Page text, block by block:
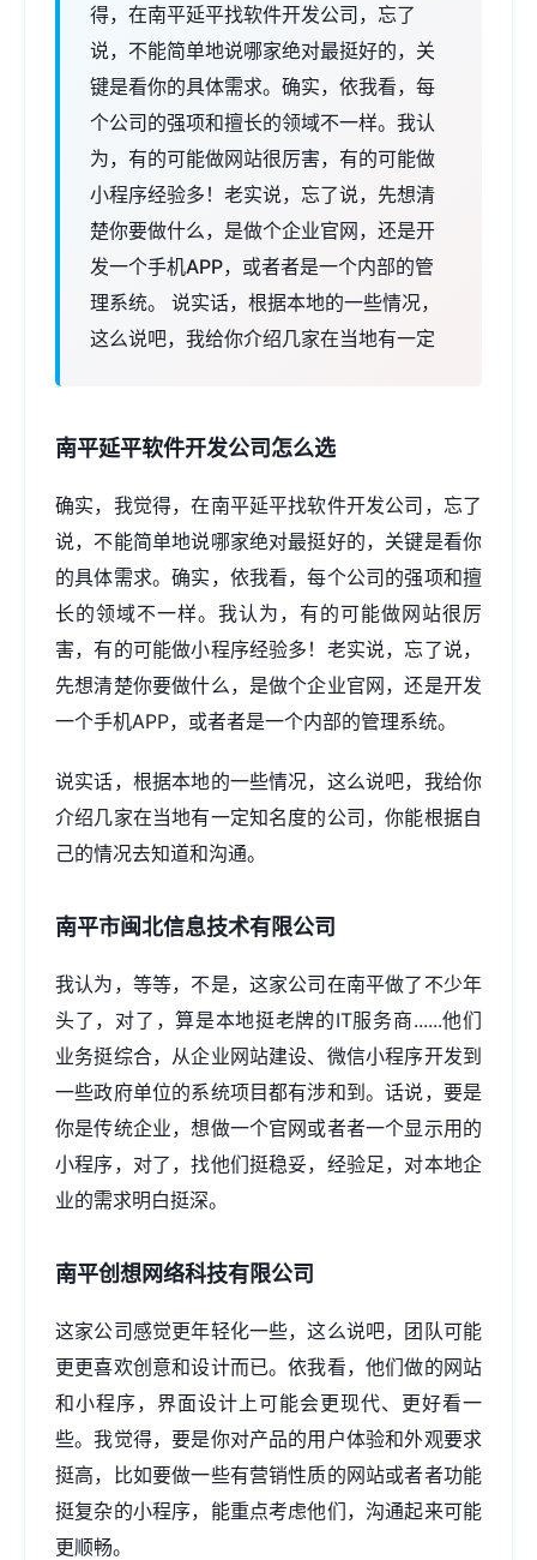
得，在南平延平找软件开发公司，忘了
说，不能简单地说哪家绝对最挺好的，关
键是看你的具体需求。确实，依我看，每
个公司的强项和擅长的领域不一样。我认
为，有的可能做网站很厉害，有的可能做
小程序经验多！老实说，忘了说，先想清
楚你要做什么，是做个企业官网，还是开
发一个手机APP，或者者是一个内部的管
理系统。 说实话，根据本地的一些情况，
这么说吧，我给你介绍几家在当地有一定
南平延平软件开发公司怎么选
确实，我觉得，在南平延平找软件开发公司，忘了
说，不能简单地说哪家绝对最挺好的，关键是看你
的具体需求。确实，依我看，每个公司的强项和擅
长的领域不一样。我认为，有的可能做网站很厉
害，有的可能做小程序经验多！老实说，忘了说，
先想清楚你要做什么，是做个企业官网，还是开发
一个手机APP，或者者是一个内部的管理系统。
说实话，根据本地的一些情况，这么说吧，我给你
介绍几家在当地有一定知名度的公司，你能根据自
己的情况去知道和沟通。
南平市闽北信息技术有限公司
我认为，等等，不是，这家公司在南平做了不少年
头了，对了，算是本地挺老牌的IT服务商......他们
业务挺综合，从企业网站建设、微信小程序开发到
一些政府单位的系统项目都有涉和到。话说，要是
你是传统企业，想做一个官网或者者一个显示用的
小程序，对了，找他们挺稳妥，经验足，对本地企
业的需求明白挺深。
南平创想网络科技有限公司
这家公司感觉更年轻化一些，这么说吧，团队可能
更更喜欢创意和设计而已。依我看，他们做的网站
和小程序，界面设计上可能会更现代、更好看一
些。我觉得，要是你对产品的用户体验和外观要求
挺高，比如要做一些有营销性质的网站或者者功能
挺复杂的小程序，能重点考虑他们，沟通起来可能
更顺畅。